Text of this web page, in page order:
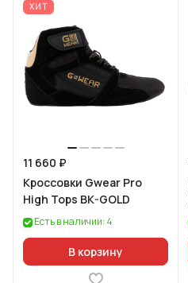
ХИТ
11 660 ₽
Кроссовки Gwear Pro
High Tops BK-GOLD
Есть в наличии: 4
В корзину